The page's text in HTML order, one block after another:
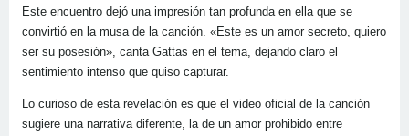
Este encuentro dejó una impresión tan profunda en ella que se
convirtió en la musa de la canción. «Este es un amor secreto, quiero
ser su posesión», canta Gattas en el tema, dejando claro el
sentimiento intenso que quiso capturar.
Lo curioso de esta revelación es que el video oficial de la canción
sugiere una narrativa diferente, la de un amor prohibido entre